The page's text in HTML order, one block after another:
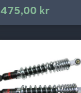
475,00 kr